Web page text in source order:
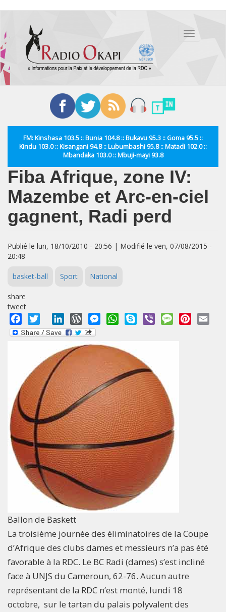
contenu
principal
Toggle
FM: Kinshasa 103.5 :: Bunia 104.8 :: Bukavu 95.3 :: Goma 95.5 ::
Kindu 103.0 :: Kisangani 94.8 :: Lubumbashi 95.8 :: Matadi 102.0 ::
Mbandaka 103.0 :: Mbuji-mayi 93.8
Fiba Afrique, zone IV:
Mazembe et Arc-en-ciel
gagnent, Radi perd
Publié le lun, 18/10/2010 - 20:56 | Modifié le ven, 07/08/2015 -
20:48
basket-ball Sport National
share
tweet
Facebook
Twitter LinkedInWordPressMessengerWhatsApp
Skype Viber MessagePinterest
Ballon de Baskett
La troisième journée des éliminatoires de la Coupe
d’Afrique des clubs dames et messieurs n’a pas été
favorable à la RDC. Le BC Radi (dames) s’est incliné
face à UNJS du Cameroun, 62-76. Aucun autre
représentant de la RDC n’est monté, lundi 18
octobre, sur le tartan du palais polyvalent des